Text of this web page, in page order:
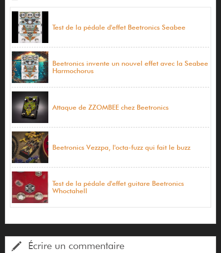
Test de la pédale d'effet Beetronics Seabee
Beetronics invente un nouvel effet avec la Seabee
Harmochorus
Attaque de ZZOMBEE chez Beetronics
Beetronics Vezzpa, l'octa-fuzz qui fait le buzz
Test de la pédale d'effet guitare Beetronics
Whoctahell
Écrire un commentaire